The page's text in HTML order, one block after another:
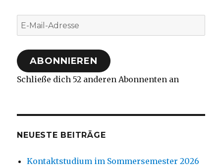
E-
Mail-
Adresse
ABONNIEREN
Schließe dich 52 anderen Abonnenten an
NEUESTE BEITRÄGE
Kontaktstudium im Sommersemester 2026